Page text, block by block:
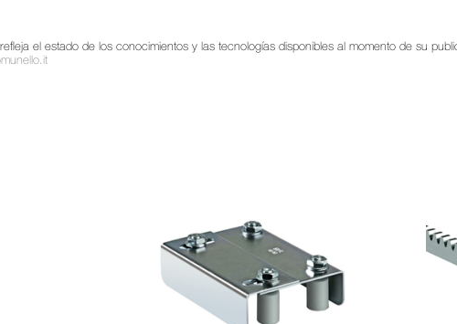
el estado de los conocimientos y las tecnologías disponibles al momento de su